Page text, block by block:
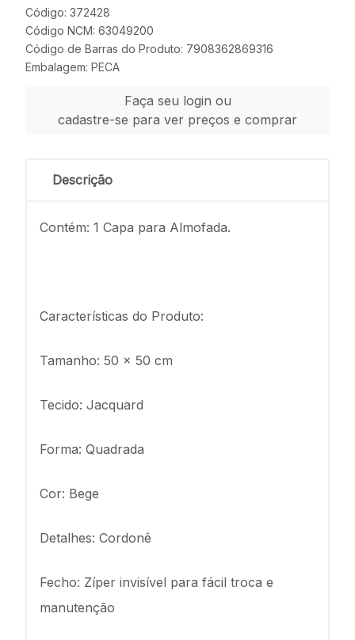
Código: 372428
Código NCM: 63049200
Código de Barras do Produto: 7908362869316
Embalagem: PECA
Faça seu login ou
cadastre-se para ver preços e comprar
Descrição
Contém: 1 Capa para Almofada.
Características do Produto:
Tamanho: 50 x 50 cm
Tecido: Jacquard
Forma: Quadrada
Cor: Bege
Detalhes: Cordonê
Fecho: Zíper invisível para fácil troca e
manutenção